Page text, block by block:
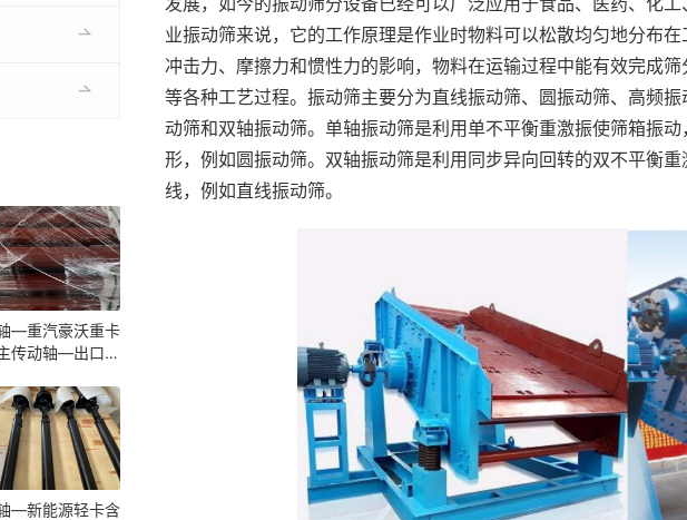
业振动筛来说，它的工作原理是作业时物料可以松散均匀地分布
冲击力、摩擦力和惯性力的影响，物料在运输过程中能有效完成
等各种工艺过程。振动筛主要分为直线振动筛、圆振动筛、高频
动筛和双轴振动筛。单轴振动筛是利用单不平衡重激振使筛箱振
形，例如圆振动筛。双轴振动筛是利用同步异向回转的双不平衡
线，例如直线振动筛。
—重汽豪沃重卡
传动轴—出口
—新能源轻卡含